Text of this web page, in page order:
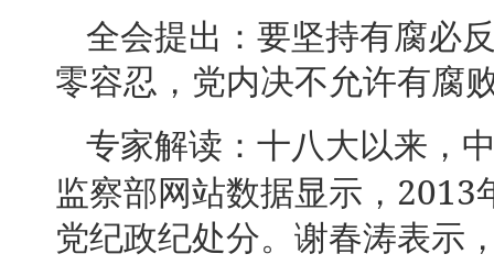
全会提出：要坚持有腐必
零容忍，党内决不允许有腐
专家解读：十八大以来，
监察部网站数据显示， 2013
党纪政纪处分。谢春涛表示